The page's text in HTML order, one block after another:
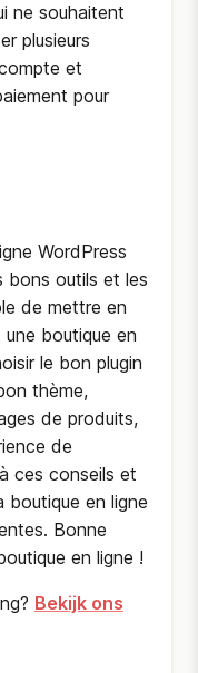
ne souhaitent
plusieurs
et
pour
WordPress
bons outils et les
de mettre en
boutique en
le bon plugin
thème,
de produits,
de
ces conseils et
boutique en ligne
Bonne
en ligne !
Bekijk ons